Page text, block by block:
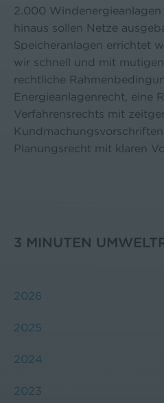
2.000
hinaus sollen Netze
Speicheranlagen errichtet
wir schnell und mit
rechtliche
Energieanlagenrecht, eine
Verfahrensrechts mit
Planungsrecht mit klaren
3 MINUTEN
2026
2025
2024
2023